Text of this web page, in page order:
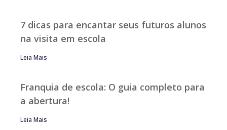
7 dicas para encantar seus futuros alunos
na visita em escola
Leia Mais
Franquia de escola: O guia completo para
a abertura!
Leia Mais